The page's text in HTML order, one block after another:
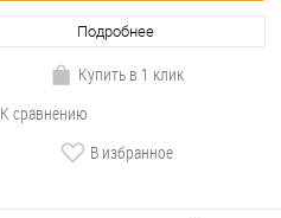
Подробнее
Купить в 1 клик
К сравнению
В избранное